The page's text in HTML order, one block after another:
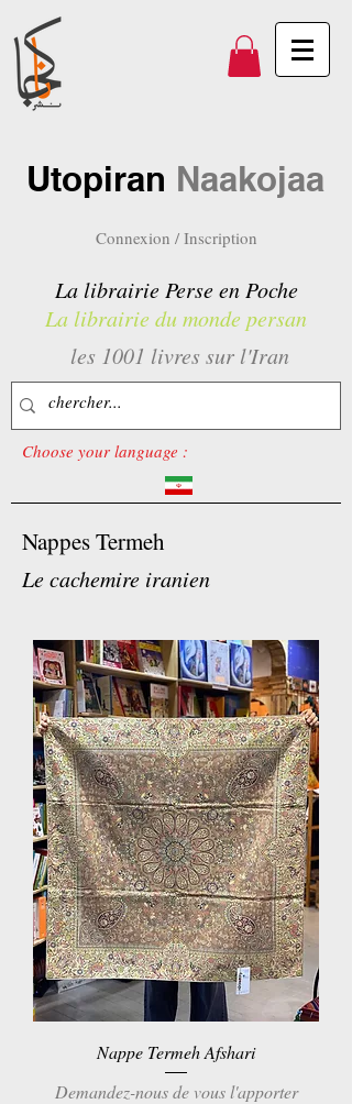
Utopiran Naakojaa
Connexion / Inscription
La librairie Perse en Poche
La librairie du monde persan
les 1001 livres sur l'Iran
Choose your language :
Nappes Termeh
Le cachemire iranien
Nappe Termeh Afshari
Demandez-nous de vous l'apporter